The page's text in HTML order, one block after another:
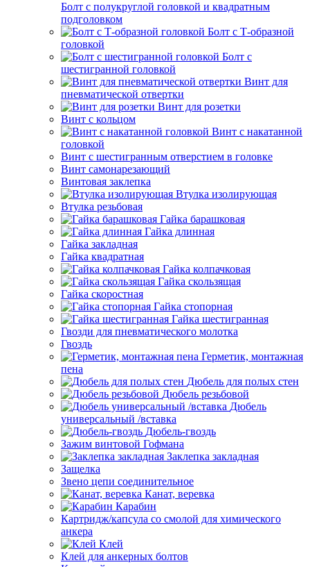
Болт с полукруглой головкой и квадратным
подголовком
Болт с Т-образной
головкой
Болт с
шестигранной головкой
Винт для
пневматической отвертки
Винт для розетки
Винт с кольцом
Винт с накатанной
головкой
Винт с шестигранным отверстием в головке
Винт самонарезающий
Винтовая заклепка
Втулка изолирующая
Втулка резьбовая
Гайка барашковая
Гайка длинная
Гайка закладная
Гайка квадратная
Гайка колпачковая
Гайка скользящая
Гайка скоростная
Гайка стопорная
Гайка шестигранная
Гвозди для пневматического молотка
Гвоздь
Герметик, монтажная
пена
Дюбель для полых стен
Дюбель резьбовой
Дюбель
универсальный /вставка
Дюбель-гвоздь
Зажим винтовой Гофмана
Заклепка закладная
Защелка
Звено цепи соединительное
Канат, веревка
Карабин
Картридж/капсула со смолой для химического
анкера
Клей
Клей для анкерных болтов